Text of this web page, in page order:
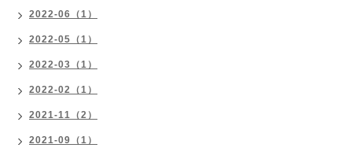
2022-06（1）
2022-05（1）
2022-03（1）
2022-02（1）
2021-11（2）
2021-09（1）